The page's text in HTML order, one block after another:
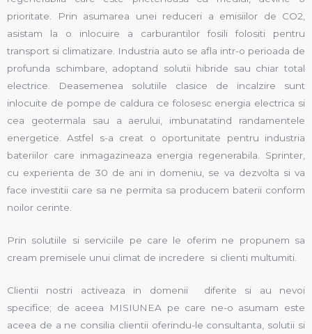
prioritate. Prin asumarea unei reduceri a emisiilor de CO2,
asistam la o inlocuire a carburantilor fosili folositi pentru
transport si climatizare. Industria auto se afla intr-o perioada de
profunda schimbare, adoptand solutii hibride sau chiar total
electrice. Deasemenea solutiile clasice de incalzire sunt
inlocuite de pompe de caldura ce folosesc energia electrica si
cea geotermala sau a aerului, imbunatatind randamentele
energetice. Astfel s-a creat o oportunitate pentru industria
bateriilor care inmagazineaza energia regenerabila. Sprinter,
cu experienta de 30 de ani in domeniu, se va dezvolta si va
face investitii care sa ne permita sa producem baterii conform
noilor cerinte.
Prin solutiile si serviciile pe care le oferim ne propunem sa
cream premisele unui climat de incredere si clienti multumiti.
Clientii nostri activeaza in domenii diferite si au nevoi
specifice; de aceea MISIUNEA pe care ne-o asumam este
aceea de a ne consilia clientii oferindu-le consultanta, solutii si